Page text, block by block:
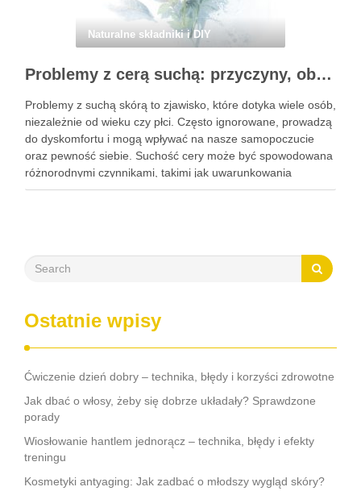
Naturalne składniki i DIY
Problemy z cerą suchą: przyczyny, objawy i skuteczna pielęgnacja
Problemy z suchą skórą to zjawisko, które dotyka wiele osób,
niezależnie od wieku czy płci. Często ignorowane, prowadzą
do dyskomfortu i mogą wpływać na nasze samopoczucie
oraz pewność siebie. Suchość cery może być spowodowana
różnorodnymi czynnikami, takimi jak uwarunkowania
genetyczne, zmiany hormonalne, a nawet zanieczyszczenia
Ostatnie wpisy
Ćwiczenie dzień dobry – technika, błędy i korzyści zdrowotne
Jak dbać o włosy, żeby się dobrze układały? Sprawdzone
porady
Wiosłowanie hantlem jednorącz – technika, błędy i efekty
treningu
Kosmetyki antyaging: Jak zadbać o młodszy wygląd skóry?